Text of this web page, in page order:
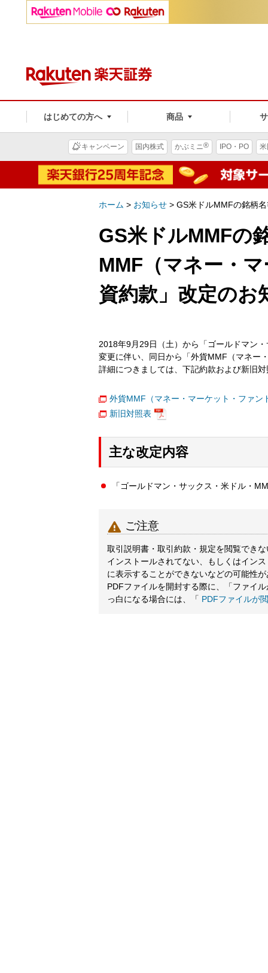
はじめての方へ 商品
キャンペーン 国内株式 かぶミニ® IPO・PO
ホーム > お知らせ > GS米ドルMMFの銘柄
GS米ドルMMFの
MMF（マネー・
資約款」改定のお
2018年9月29日（土）から「ゴールドマン
変更に伴い、同日から「外貨MMF（マネー
詳細につきましては、下記約款および新旧
外貨MMF（マネー・マーケット・ファン
新旧対照表
主な改定内容
「ゴールドマン・サックス・米ドル・
 ご注意
取引説明書・取引約款・規定を閲覧でき
インストールされてない、もしくはイン
に表示することができないなどの可能性
PDFファイルを開封する際に、「ファイ
っ白になる場合には、「 PDFファイルが